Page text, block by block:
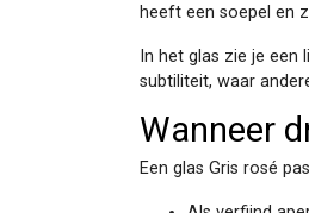
heeft een soepel en
In het glas zie je
subtiliteit, waar
Wanneer
Een glas Gris rosé